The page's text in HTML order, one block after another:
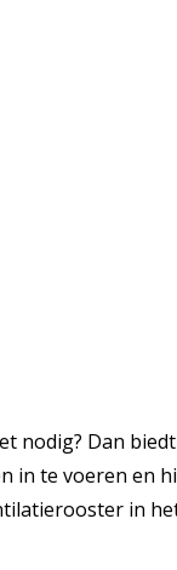
nodig? Dan
in te voeren en
in